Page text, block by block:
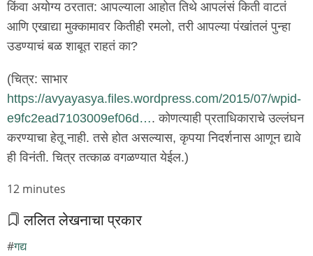
किंवा अयोग्य ठरतात: आपल्याला आहोत तिथे आपलंसं किती वाटतं
आणि एखाद्या मुक्कामावर कितीही रमलो, तरी आपल्या पंखांतलं पुन्हा
उडण्याचं बळ शाबूत राहतं का?
(चित्र: साभार
https://avyayasya.files.wordpress.com/2015/07/wpid-
e9fc2ead7103009ef06d…. कोणत्याही प्रताधिकाराचे उल्लंघन
करण्याचा हेतू नाही. तसे होत असल्यास, कृपया निदर्शनास आणून द्यावे
ही विनंती. चित्र तत्काळ वगळण्यात येईल.)
Node
time
12 minutes
ललित लेखनाचा प्रकार
गद्य